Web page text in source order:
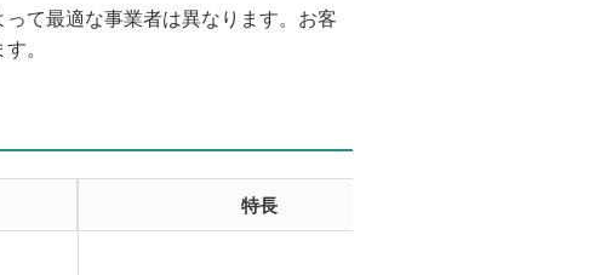
て最適な事業者は異なります。お客
。
特長